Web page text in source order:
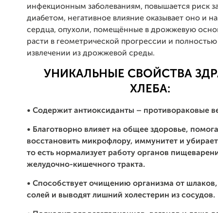
инфекционным заболеваниям, повышается риск
диабетом, негативное влияние оказывает оно и
сердца, опухоли, помещённые в дрожжевую
расти в геометрической прогрессии и
извлечении из дрожжевой среды.
УНИКАЛЬНЫЕ СВОЙСТВА
ХЛЕБА:
• Содержит антиоксиданты – противораковые
• Благотворно влияет на общее здоровье,
восстановить микрофлору, иммунитет и
то есть нормализует работу органов
желудочно-кишечного тракта.
• Способствует очищению организма от
солей и выводят лишний холестерин из сосудов.